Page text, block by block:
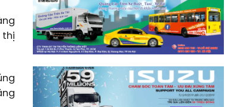
thị